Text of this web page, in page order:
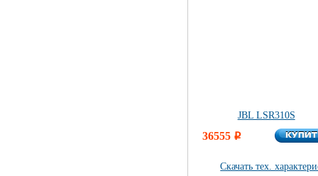
JBL LSR310S
36555 i
Скачать тех.